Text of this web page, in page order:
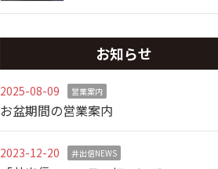
お知らせ
2025-08-09 営業案内
お盆期間の営業案内
2023-12-20 井出信NEWS